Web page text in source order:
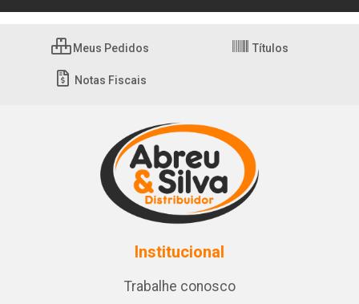
Meus Pedidos Títulos
Notas Fiscais
Institucional
Trabalhe conosco